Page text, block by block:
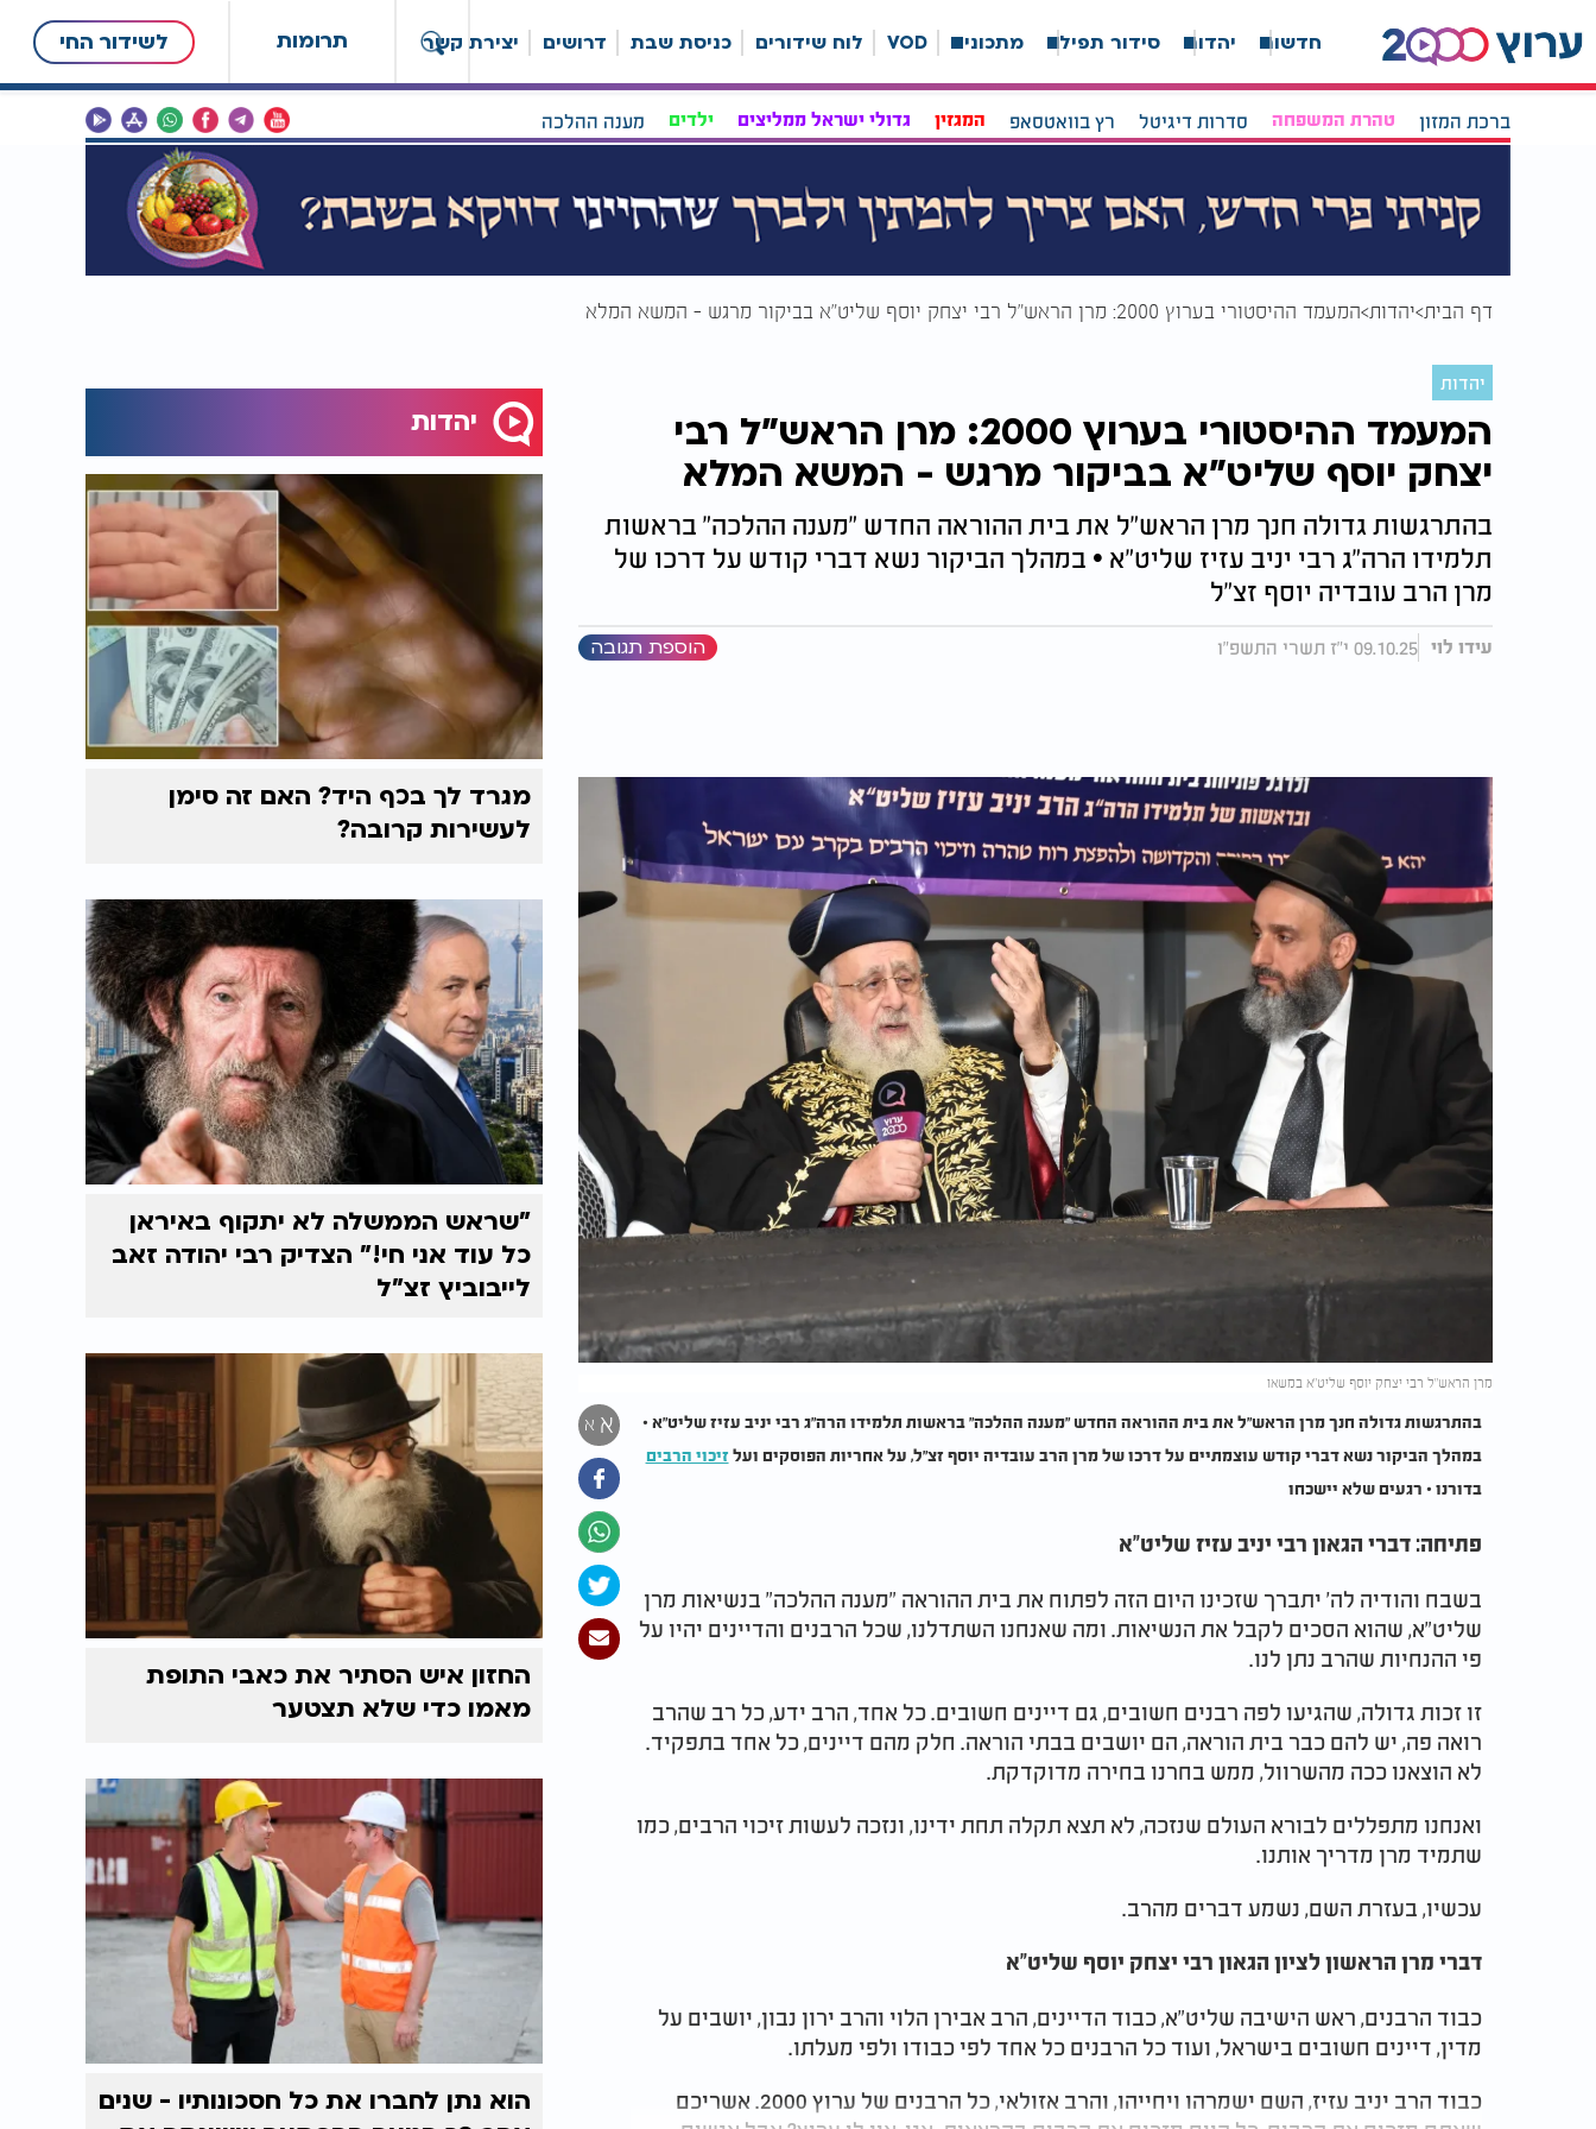
תרומות לשידור החי חדשות יהדות סידור תפילה מתכונים VOD לוח שידורים כניסת שבת דרושים יצירת קשר
ברכת המזון טהרת המשפחה סדרות דיגיטל רץ בוואטסאפ המגזין גדולי ישראל ממליצים ילדים מענה ההלכה
דף הבית יהדות המעמד ההיסטורי בערוץ 2000: מרן הראש"ל רבי יצחק יוסף שליט"א בביקור מרגש - המשא המלא
יהדות
המעמד ההיסטורי בערוץ 2000: מרן הראש"ל רבי
יצחק יוסף שליט"א בביקור מרגש - המשא המלא
בהתרגשות גדולה חנך מרן הראש"ל את בית ההוראה החדש "מענה ההלכה" בראשות
תלמידו הרה"ג רבי יניב עזיז שליט"א • במהלך הביקור נשא דברי קודש על דרכו של
מרן הרב עובדיה יוסף זצ"ל
עידו לוי 09.10.25 י"ז תשרי התשפ"ו הוספת תגובה
מרן הראש"ל רבי יצחק יוסף שליט"א במשאו
א א
בהתרגשות גדולה חנך מרן הראש"ל את בית ההוראה החדש "מענה ההלכה" בראשות תלמידו הרה"ג רבי יניב עזיז שליט"א •
במהלך הביקור נשא דברי קודש עוצמתיים על דרכו של מרן הרב עובדיה יוסף זצ"ל, על אחריות הפוסקים ועל זיכוי הרבים
בדורנו • רגעים שלא יישכחו
פתיחה: דברי הגאון רבי יניב עזיז שליט"א
בשבח והודיה לה' יתברך שזכינו היום הזה לפתוח את בית ההוראה "מענה ההלכה" בנשיאות מרן
שליט"א, שהוא הסכים לקבל את הנשיאות. ומה שאנחנו השתדלנו, שכל הרבנים והדיינים יהיו על
פי ההנחיות שהרב נתן לנו.
זו זכות גדולה, שהגיעו לפה רבנים חשובים, גם דיינים חשובים. כל אחד, הרב ידע, כל רב שהרב
רואה פה, יש להם כבר בית הוראה, הם יושבים בבתי הוראה. חלק מהם דיינים, כל אחד בתפקיד.
לא הוצאנו ככה מהשרוול, ממש בחרנו בחירה מדוקדקת.
ואנחנו מתפללים לבורא העולם שנזכה, לא תצא תקלה תחת ידינו, ונזכה לעשות זיכוי הרבים, כמו
שתמיד מרן מדריך אותנו.
עכשיו, בעזרת השם, נשמע דברים מהרב.
דברי מרן הראשון לציון הגאון רבי יצחק יוסף שליט"א
כבוד הרבנים, ראש הישיבה שליט"א, כבוד הדיינים, הרב אבירן הלוי והרב ירון נבון, יושבים על
מדין, דיינים חשובים בישראל, ועוד כל הרבנים כל אחד לפי כבודו ולפי מעלתו.
כבוד הרב יניב עזיז, השם ישמרהו ויחייהו, והרב אזולאי, כל הרבנים של ערוץ 2000. אשריכם
יהדות
מגרד לך בכף היד? האם זה סימן
לעשירות קרובה?
"שראש הממשלה לא יתקוף באיראן
כל עוד אני חי!" הצדיק רבי יהודה זאב
לייבוביץ זצ"ל
החזון איש הסתיר את כאבי התופת
מאמו כדי שלא תצטער
הוא נתן לחברו את כל חסכונותיו - שנים